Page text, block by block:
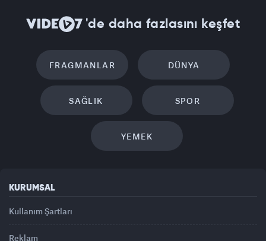
'de daha fazlasını keşfet
FRAGMANLAR DÜNYA
SAĞLIK SPOR
YEMEK
KURUMSAL
Kullanım Şartları
Reklam